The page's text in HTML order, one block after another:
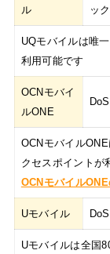
ル
ッ
UQモバイルは唯
利用可能です
OCNモバイ
ルONE
OCNモバイル
クセスポイントが
OCNモバイル
Uモバイル
Uモバイルは全国